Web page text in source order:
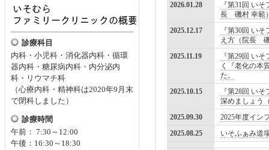
2026.01.28
『第31回 い
長 磯村 幸範
2025.12.17
『第30回 い
え方（院長
2025.11.19
『第29回 い
く『老化の本
た。
2025.10.15
『第28回 い
深めましょう
2025.09.30
2025年度イン
2025.08.25
いそふぁみ道
診療科目
内科・小児科・消化器内科・循環
器内科・糖尿病内科・内分泌内
科・リウマチ科
（心療内科・精神科は2020年9月末
で閉科しました）
診療時間
午前： 7:30～12:00
午後：16:30～18:30